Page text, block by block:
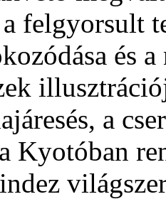
a felgyorsult
és
a
Kyotóban